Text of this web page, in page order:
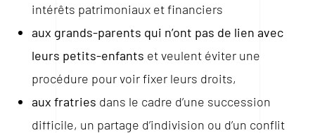
intérêts patrimoniaux et financiers
aux grands-parents qui n’ont pas de lien avec
leurs petits-enfants et veulent éviter une
procédure pour voir fixer leurs droits,
aux fratries dans le cadre d’une succession
difficile, un partage d’indivision ou d’un conflit